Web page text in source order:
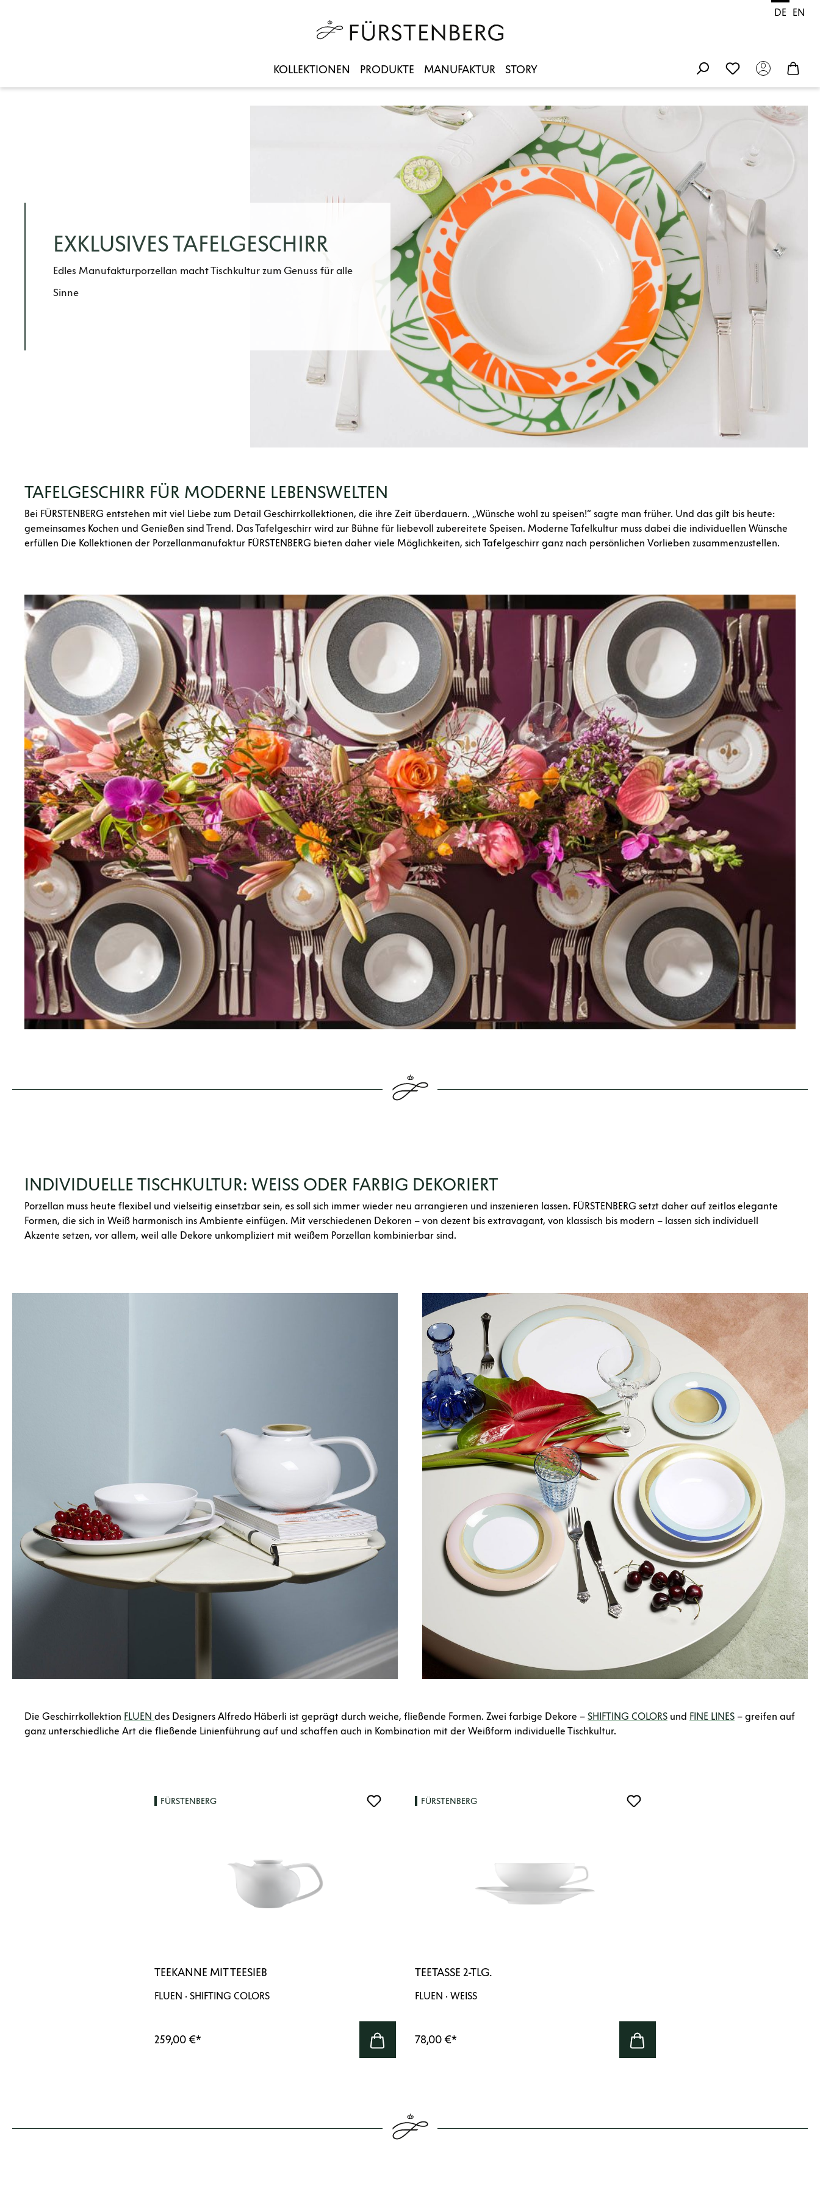
DE EN
KOLLEKTIONEN PRODUKTE MANUFAKTUR STORY
EXKLUSIVES TAFELGESCHIRR
Edles Manufakturporzellan macht Tischkultur zum Genuss für alle
Sinne
TAFELGESCHIRR FÜR MODERNE LEBENSWELTEN
Bei FÜRSTENBERG entstehen mit viel Liebe zum Detail Geschirrkollektionen, die ihre Zeit überdauern. „Wünsche wohl zu speisen!“ sagte man früher. Und das gilt bis heute:
gemeinsames Kochen und Genießen sind Trend. Das Tafelgeschirr wird zur Bühne für liebevoll zubereitete Speisen. Moderne Tafelkultur muss dabei die individuellen Wünsche
erfüllen Die Kollektionen der Porzellanmanufaktur FÜRSTENBERG bieten daher viele Möglichkeiten, sich Tafelgeschirr ganz nach persönlichen Vorlieben zusammenzustellen.
INDIVIDUELLE TISCHKULTUR: WEISS ODER FARBIG DEKORIERT
Porzellan muss heute flexibel und vielseitig einsetzbar sein, es soll sich immer wieder neu arrangieren und inszenieren lassen. FÜRSTENBERG setzt daher auf zeitlos elegante
Formen, die sich in Weiß harmonisch ins Ambiente einfügen. Mit verschiedenen Dekoren – von dezent bis extravagant, von klassisch bis modern – lassen sich individuell
Akzente setzen, vor allem, weil alle Dekore unkompliziert mit weißem Porzellan kombinierbar sind.
Die Geschirrkollektion FLUEN des Designers Alfredo Häberli ist geprägt durch weiche, fließende Formen. Zwei farbige Dekore – SHIFTING COLORS und FINE LINES – greifen auf
ganz unterschiedliche Art die fließende Linienführung auf und schaffen auch in Kombination mit der Weißform individuelle Tischkultur.
FÜRSTENBERG
TEEKANNE MIT TEESIEB
FLUEN · SHIFTING COLORS
259,00 €*
FÜRSTENBERG
TEETASSE 2-TLG.
FLUEN · WEISS
78,00 €*